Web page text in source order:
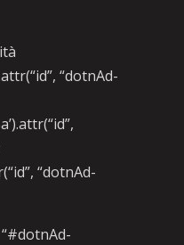
“dotnAd-
“dotnAd-